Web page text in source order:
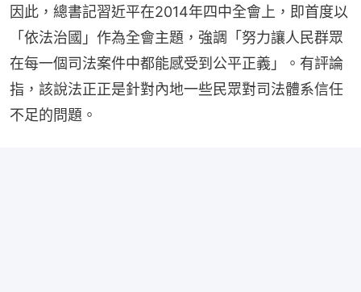
因此，總書記習近平在2014年四中全會上，即首度以
「依法治國」作為全會主題，強調「努力讓人民群眾
在每一個司法案件中都能感受到公平正義」。有評論
指，該說法正正是針對內地一些民眾對司法體系信任
不足的問題。